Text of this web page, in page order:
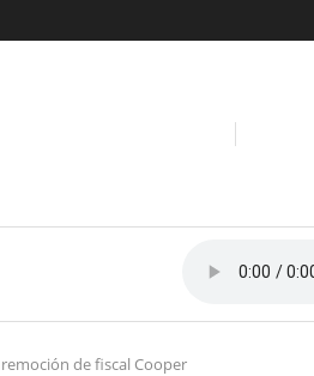
de fiscal Cooper